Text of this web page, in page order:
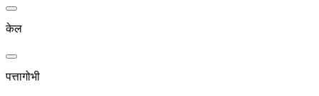
केल
पत्तागोभी